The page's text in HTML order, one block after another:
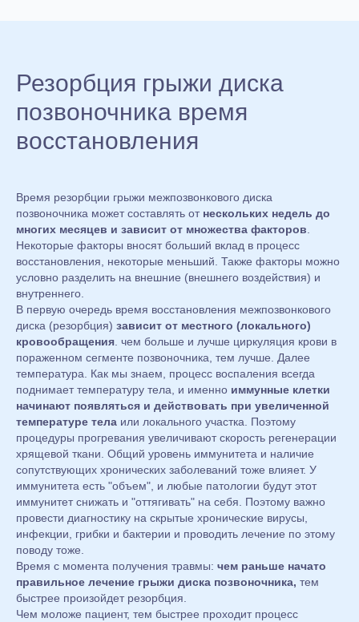
Резорбция грыжи диска
позвоночника время
восстановления
Время резорбции грыжи межпозвонкового диска
позвоночника может составлять от нескольких недель до
многих месяцев и зависит от множества факторов
Некоторые факторы вносят больший вклад в процесс
восстановления, некоторые меньший. Также факторы можно
условно разделить на внешние (внешнего воздействия) и
внутреннего.
В первую очередь время восстановления межпозвонкового
диска (резорбция) зависит от местного (локального)
кровообращения . чем больше и лучше циркуляция крови в
пораженном сегменте позвоночника, тем лучше. Далее
температура. Как мы знаем, процесс воспаления всегда
поднимает температуру тела, и именно иммунные клетки
начинают появляться и действовать при увеличенной
температуре тела или локального участка. Поэтому
процедуры прогревания увеличивают скорость регенерации
хрящевой ткани. Общий уровень иммунитета и наличие
сопутствующих хронических заболеваний тоже влияет. У
иммунитета есть "объем", и любые патологии будут этот
иммунитет снижать и "оттягивать" на себя. Поэтому важно
провести диагностику на скрытые хронические вирусы,
инфекции, грибки и бактерии и проводить лечение по этому
поводу тоже.
Время с момента получения травмы: чем раньше начато
правильное лечение грыжи диска позвоночника, тем
быстрее произойдет резорбция.
Чем моложе пациент, тем быстрее проходит процесс